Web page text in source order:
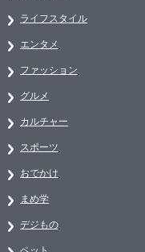
ライフスタイル
エンタメ
ファッション
グルメ
カルチャー
スポーツ
おでかけ
まめ学
デジもの